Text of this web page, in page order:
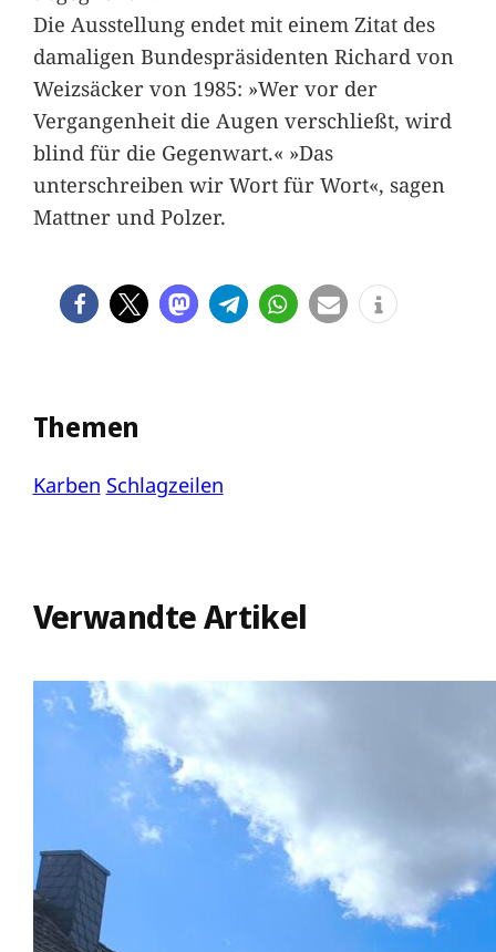
Die Ausstellung endet mit einem Zitat des
damaligen Bundespräsidenten Richard von
Weizsäcker von 1985: »Wer vor der
Vergangenheit die Augen verschließt, wird
blind für die Gegenwart.« »Das
unterschreiben wir Wort für Wort«, sagen
Mattner und Polzer.
Themen
Karben Schlagzeilen
Verwandte Artikel